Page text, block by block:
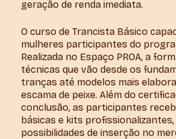
geração de renda imediata.
O curso de Trancista Básico
mulheres participantes do
Realizada no Espaço PROA, a
técnicas que vão desde os
tranças até modelos mais
escama de peixe. Além do
conclusão, as participantes
básicas e kits
possibilidades de inserção no